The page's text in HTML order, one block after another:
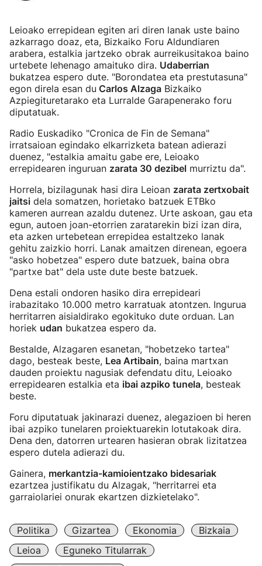
Leioako errepidean egiten ari diren lanak uste baino
azkarrago doaz, eta, Bizkaiko Foru Aldundiaren
arabera, estalkia jartzeko obrak aurreikusitakoa baino
urtebete lehenago amaituko dira. Udaberrian
bukatzea espero dute. "Borondatea eta prestutasuna"
egon direla esan du Carlos Alzaga Bizkaiko
Azpiegituretarako eta Lurralde Garapenerako foru
diputatuak.
Radio Euskadiko "Cronica de Fin de Semana"
irratsaioan egindako elkarrizketa batean adierazi
duenez, "estalkia amaitu gabe ere, Leioako
errepidearen inguruan zarata 30 dezibel murriztu da".
Horrela, bizilagunak hasi dira Leioan zarata zertxobait
jaitsi dela somatzen, horietako batzuek ETBko
kameren aurrean azaldu dutenez. Urte askoan, gau eta
egun, autoen joan-etorrien zaratarekin bizi izan dira,
eta azken urtebetean errepidea estaltzeko lanak
gehitu zaizkio horri. Lanak amaitzen direnean, egoera
"asko hobetzea" espero dute batzuek, baina obra
"partxe bat" dela uste dute beste batzuek.
Dena estali ondoren hasiko dira errepideari
irabazitako 10.000 metro karratuak atontzen. Ingurua
herritarren aisialdirako egokituko dute orduan. Lan
horiek udan bukatzea espero da.
Bestalde, Alzagaren esanetan, "hobetzeko tartea"
dago, besteak beste, Lea Artibain, baina martxan
dauden proiektu nagusiak defendatu ditu, Leioako
errepidearen estalkia eta ibai azpiko tunela, besteak
beste.
Foru diputatuak jakinarazi duenez, alegazioen bi heren
ibai azpiko tunelaren proiektuarekin lotutakoak dira.
Dena den, datorren urtearen hasieran obrak lizitatzea
espero dutela adierazi du.
Gainera, merkantzia-kamioientzako bidesariak
ezartzea justifikatu du Alzagak, "herritarrei eta
garraiolariei onurak ekartzen dizkietelako".
Politika Gizartea Ekonomia
Bizkaia
Leioa
Eguneko Titularrak